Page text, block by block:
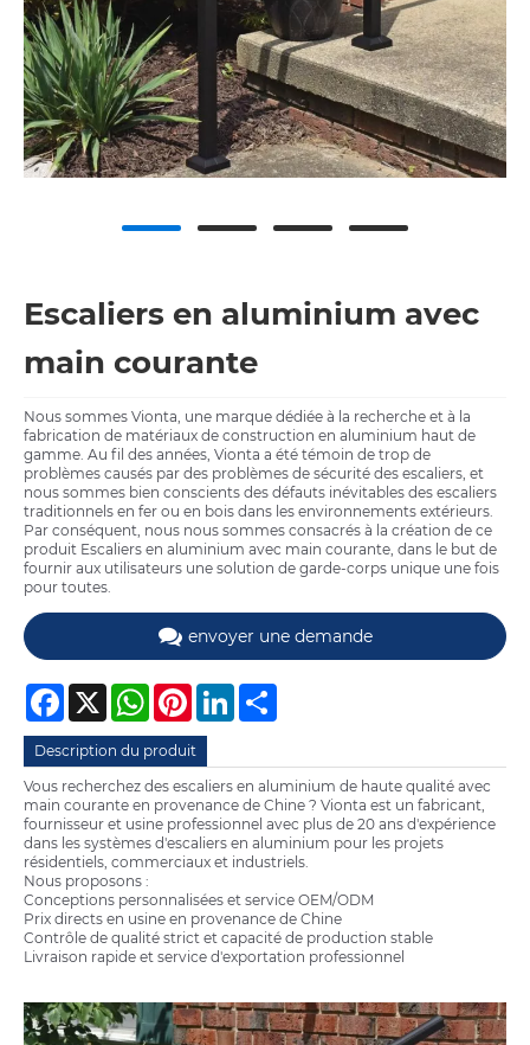
Escaliers en aluminium avec
main courante
Nous sommes Vionta, une marque dédiée à la recherche et à la
fabrication de matériaux de construction en aluminium haut de
gamme. Au fil des années, Vionta a été témoin de trop de
problèmes causés par des problèmes de sécurité des escaliers, et
nous sommes bien conscients des défauts inévitables des escaliers
traditionnels en fer ou en bois dans les environnements extérieurs.
Par conséquent, nous nous sommes consacrés à la création de ce
produit Escaliers en aluminium avec main courante, dans le but de
fournir aux utilisateurs une solution de garde-corps unique une fois
pour toutes.
envoyer une demande
Facebook
X WhatsAppPinterestLinkedIn
Description du produit
Vous recherchez des escaliers en aluminium de haute qualité avec
main courante en provenance de Chine ? Vionta est un fabricant,
fournisseur et usine professionnel avec plus de 20 ans d'expérience
dans les systèmes d'escaliers en aluminium pour les projets
résidentiels, commerciaux et industriels.
Nous proposons :
Conceptions personnalisées et service OEM/ODM
Prix ​​​​directs en usine en provenance de Chine
Contrôle de qualité strict et capacité de production stable
Livraison rapide et service d'exportation professionnel